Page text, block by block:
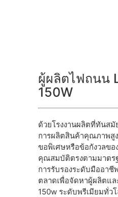
ผู้ผลิตไฟถนน
150W
ด้วยโรงงานผลิตที่ทันสมั
การผลิตสินค้าคุณภาพสู
ขอพิเศษหรือข้อกังวล
คุณสมบัติตรงตามมาตร
การรับรองระดับมืออาชี
ตลาดเพื่อจัดหาผู้ผลิตแ
150w ระดับพรีเมียมทั่ว